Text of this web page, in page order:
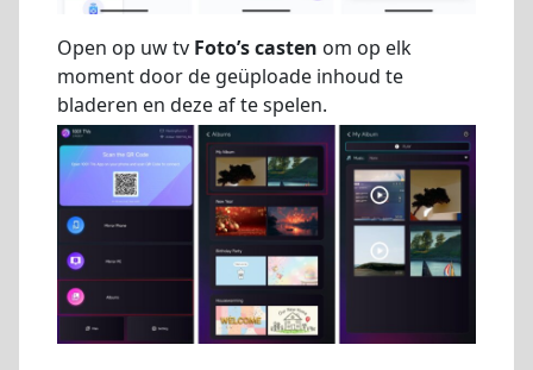
Open op uw tv Foto’s casten om op elk
moment door de geüploade inhoud te
bladeren en deze af te spelen.